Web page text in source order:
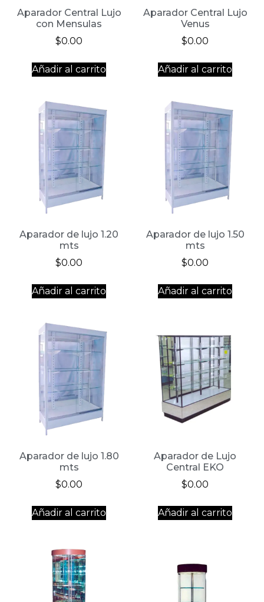
Aparador Central Lujo
con Mensulas
$0.00
Añadir al carrito
Aparador Central Lujo
Venus
$0.00
Añadir al carrito
Aparador de lujo 1.20
mts
$0.00
Añadir al carrito
Aparador de lujo 1.50
mts
$0.00
Añadir al carrito
Aparador de lujo 1.80
mts
$0.00
Añadir al carrito
Aparador de Lujo
Central EKO
$0.00
Añadir al carrito